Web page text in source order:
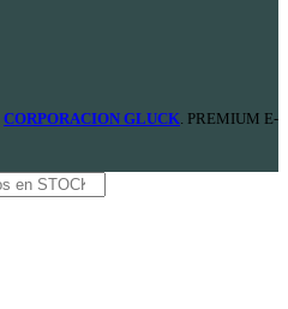
CORPORACION GLUCK . PREMIUM E-